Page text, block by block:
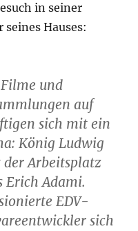
in seiner
Hauses:
und
auf
sich mit ein
König Ludwig
Arbeitsplatz
Erich Adami.
EDV-
sich